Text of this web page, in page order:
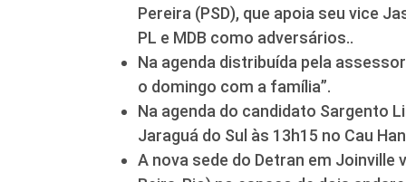
Pereira (PSD), que apoia seu vice
PL e MDB como adversários..
Na agenda distribuída pela
o domingo com a família”.
Na agenda do candidato Sargento
Jaraguá do Sul às 13h15 no Cau
A nova sede do Detran em Joinville